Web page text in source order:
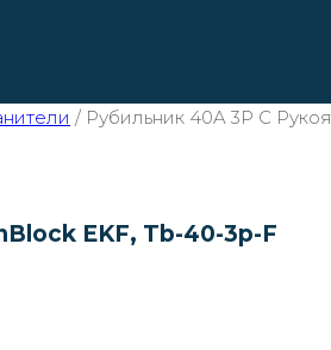
/ Рубильник 40A 3P C
EKF, Tb-40-3p-F